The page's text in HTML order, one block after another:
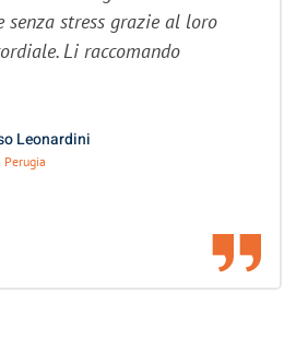
senza stress grazie al loro
Li raccomando
Leonardini
Perugia